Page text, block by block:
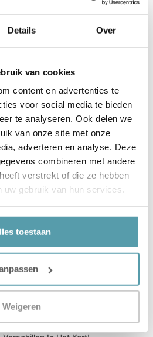
Details Over
van cookies
content en advertenties te
voor social media te bieden
te analyseren. Ook delen we
van onze site met onze
adverteren en analyse. Deze
combineren met andere
verstrekt of die ze hebben
uw gebruik van hun services.
toestaan
Weigeren
met ons te delen. Het is ons
waarover je
uittrekken?
matras of een compleet
voor een bepaald materiaal of
is een ware trend in
de Topdek-matras.
elk product heeft ook een
matras voor- en nadelen. We